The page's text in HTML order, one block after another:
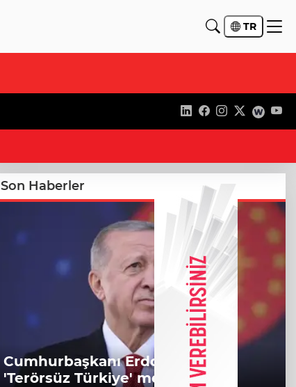
TR
Son Haberler
Cumhurbaşkanı Erdoğan’dan
'Terörsüz Türkiye' mesajı